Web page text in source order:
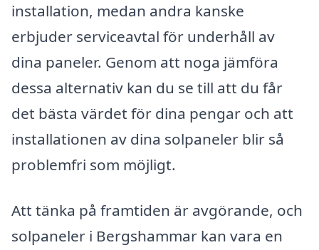
installation, medan andra kanske
erbjuder serviceavtal för underhåll av
dina paneler. Genom att noga jämföra
dessa alternativ kan du se till att du får
det bästa värdet för dina pengar och att
installationen av dina solpaneler blir så
problemfri som möjligt.
Att tänka på framtiden är avgörande, och
solpaneler i Bergshammar kan vara en